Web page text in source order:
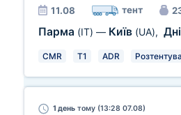
11.08 тент
Парма (IT) — Київ (UA),
CMR T1 ADR
1 день тому (13:28 07.08)